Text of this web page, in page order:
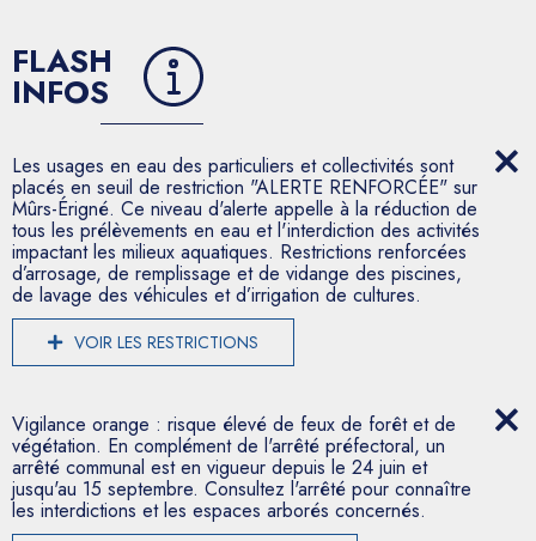
FLASH
INFOS
Les usages en eau des particuliers et collectivités sont
placés en seuil de restriction "ALERTE RENFORCÉE" sur
Mûrs-Érigné. Ce niveau d'alerte appelle à la réduction de
tous les prélèvements en eau et l'interdiction des activités
impactant les milieux aquatiques. Restrictions renforcées
d’arrosage, de remplissage et de vidange des piscines,
de lavage des véhicules et d’irrigation de cultures.
VOIR LES RESTRICTIONS
Vigilance orange : risque élevé de feux de forêt et de
végétation. En complément de l'arrêté préfectoral, un
arrêté communal est en vigueur depuis le 24 juin et
jusqu'au 15 septembre. Consultez l'arrêté pour connaître
les interdictions et les espaces arborés concernés.